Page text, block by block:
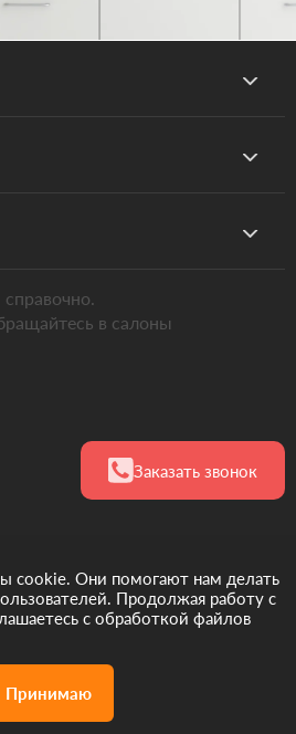
Официальный
представитель
фабрики ЗОВ в РФ
Заказать звонок
в салоны
cookie. Они помогают нам делать
Продолжая работу с
с обработкой файлов
Принимаю
проект